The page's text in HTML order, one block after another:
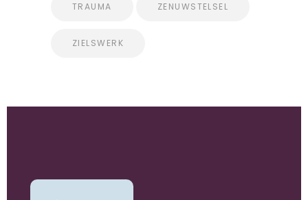
TRAUMA ZENUWSTELSEL
ZIELSWERK